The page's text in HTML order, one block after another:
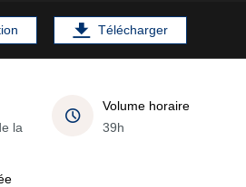
Télécharger
la
Volume horaire
39h